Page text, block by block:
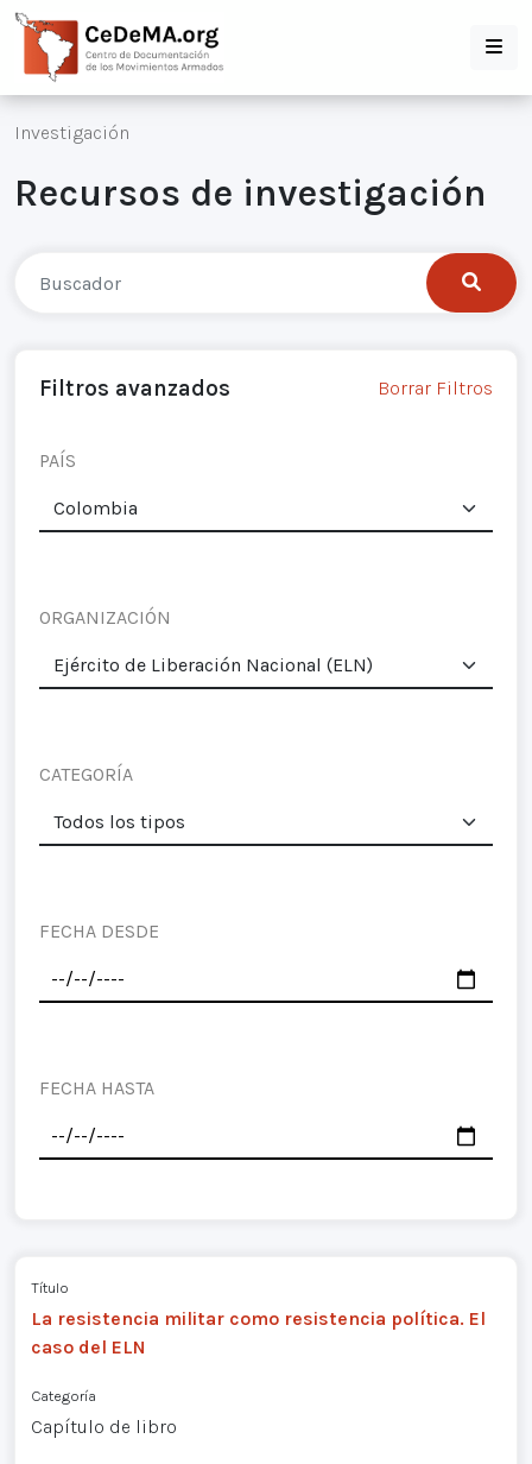
Investigación
Recursos de investigación
Filtros avanzados Borrar Filtros
PAÍS
ORGANIZACIÓN
CATEGORÍA
FECHA DESDE
FECHA HASTA
Título
La resistencia militar como resistencia política. El
caso del ELN
Categoría
Capítulo de libro